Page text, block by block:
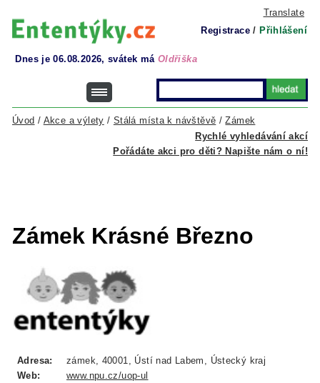
Translate
Registrace / Přihlášení
Dnes je 06.08.2026, svátek má Oldřiška
Rychlé vyhledávání akcí
Úvod / Akce a výlety / Stálá místa k návštěvě /Zámek
Pořádáte akci pro děti? Napište nám o ní!
Zámek Krásné Březno
Adresa:
zámek, 40001, Ústí nad Labem, Ústecký kraj
Web:
www.npu.cz/uop-ul